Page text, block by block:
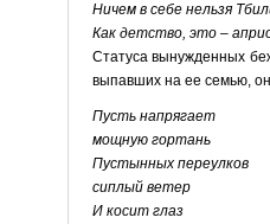
Ничем в себе нельзя
Как детство, это –
Статуса вынужденных
выпавших на ее семью,
Пусть напрягает
мощную гортань
Пустынных переулков
сиплый ветер
И косит глаз